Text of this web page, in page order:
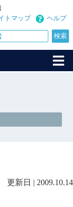
ヘルプ
トマップ
更新日 | 2009.10.14